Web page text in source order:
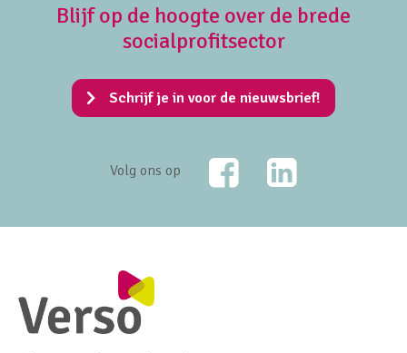
Blijf op de hoogte over de brede
socialprofitsector
Schrijf je in voor de nieuwsbrief!
Volg ons op
FacebookLinkedIn